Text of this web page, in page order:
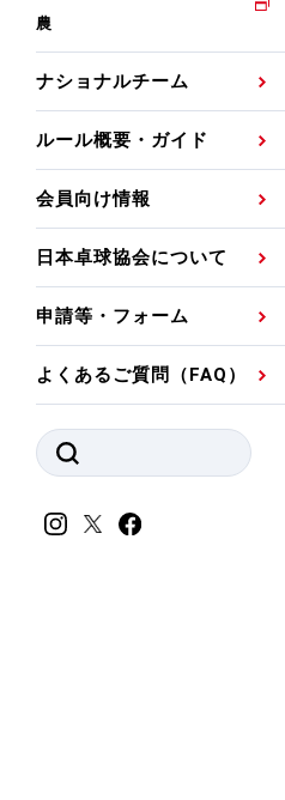
農
ナショナルチーム
ルール概要・ガイド
会員向け情報
日本卓球協会について
申請等・フォーム
よくあるご質問（FAQ）